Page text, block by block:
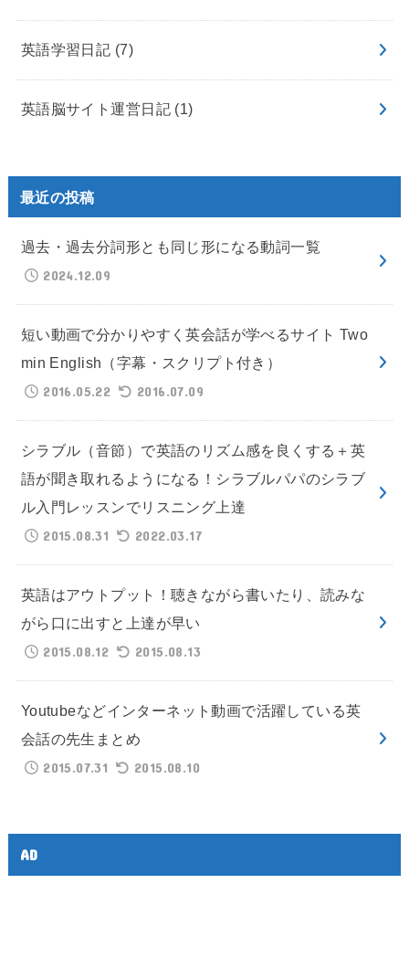
英語学習日記 (7)
英語脳サイト運営日記 (1)
最近の投稿
過去・過去分詞形とも同じ形になる動詞一覧
2024.12.09
短い動画で分かりやすく英会話が学べるサイト Two
min English（字幕・スクリプト付き）
2016.05.22
2016.07.09
シラブル（音節）で英語のリズム感を良くする＋英
語が聞き取れるようになる！シラブルパパのシラブ
ル入門レッスンでリスニング上達
2015.08.31
2022.03.17
英語はアウトプット！聴きながら書いたり、読みな
がら口に出すと上達が早い
2015.08.12
2015.08.13
Youtubeなどインターネット動画で活躍している英
会話の先生まとめ
2015.07.31
2015.08.10
AD